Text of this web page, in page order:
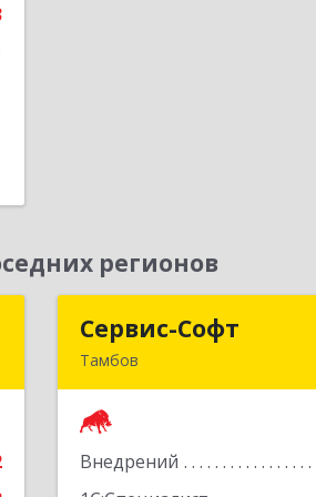
регионов
Сервис-Софт
Тамбов
Внедрений